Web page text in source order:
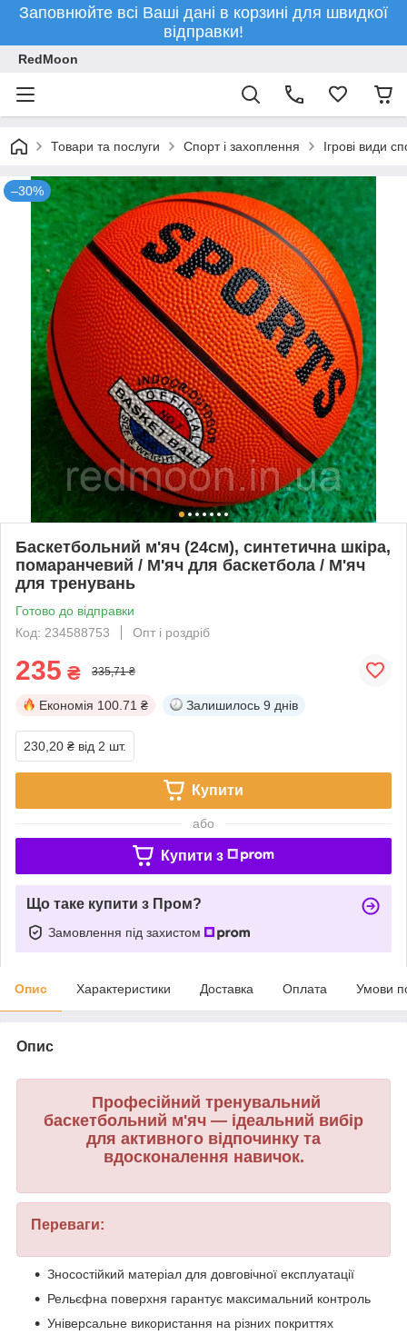
Заповнюйте всі Ваші дані в корзині для швидкої
відправки!
RedMoon
Товари та послуги Спорт і захоплення Ігрові види
–30%
Баскетбольний м'яч (24см), синтетична шкіра,
помаранчевий / М'яч для баскетбола / М'яч
для тренувань
Готово до відправки
Код: 234588753
Опт і роздріб
235 ₴ 335,71 ₴
Економія 100.71 ₴ Залишилось 9 днів
230,20 ₴ від 2 шт.
Купити
або
Купити з
Що таке купити з Пром?
Замовлення під захистом
Опис Характеристики Доставка Оплата Умови
Опис
Професійний тренувальний
баскетбольний м'яч — ідеальний вибір
для активного відпочинку та
вдосконалення навичок.
Переваги:
Зносостійкий матеріал для довговічної експлуатації
Рельєфна поверхня гарантує максимальний контроль
Універсальне використання на різних покриттях